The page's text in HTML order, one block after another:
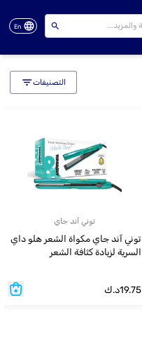
En
توني آند جاي
توني آند جاي مكواة الشعر هلو داي
السرية لزيادة كثافة الشعر
19.75د.ك
التصنيفات